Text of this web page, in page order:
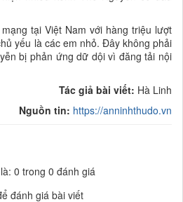
tại Việt Nam với hàng triệu lượt
yếu là các em nhỏ. Đây không phải
bị phản ứng dữ dội vì đăng tải nội
Tác giả bài viết: Hà Linh
Nguồn tin: https://anninhthudo.vn
0 trong 0 đánh giá
đánh giá bài viết